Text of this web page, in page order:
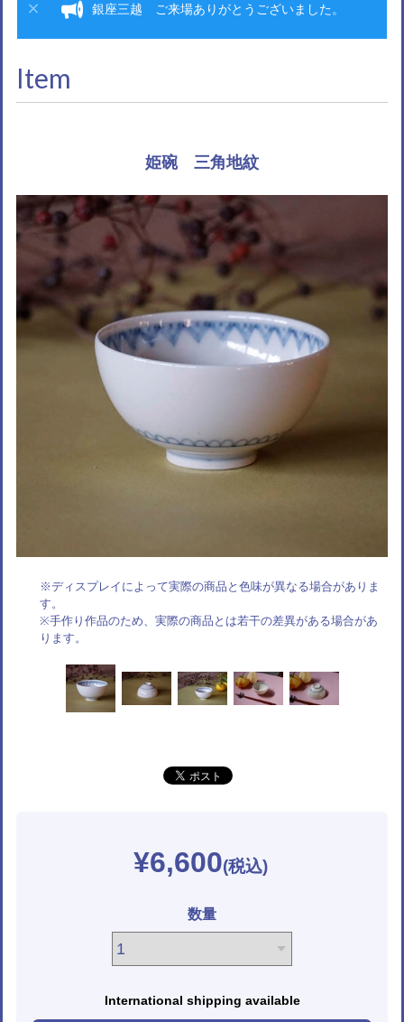
銀座三越 ご来場ありがとうございました。
Item
姫碗 三角地紋
※ディスプレイによって実際の商品と色味が異なる場合がありま
す。
※手作り作品のため、実際の商品とは若干の差異がある場合があ
ります。
¥6,600
数量
International shipping available